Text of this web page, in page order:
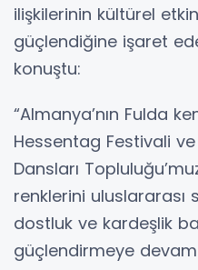
ilişkilerinin kültürel
güçlendiğine işaret
konuştu:
“Almanya’nın Fulda
Hessentag Festivali ve
Dansları
renklerini uluslararası
dostluk ve kardeşlik
güçlendirmeye devam